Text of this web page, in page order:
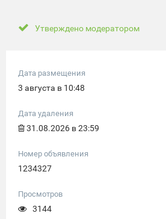
Утверждено модератором
Дата размещения
3 августа в 10:48
Дата удаления
31.08.2026 в 23:59
Номер объявления
1234327
Просмотров
3144